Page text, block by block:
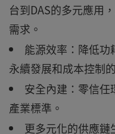
台到DAS的多元應用
需求。
能源效率：降低
永續發展和成本控制
安全內建：零信
產業標準。
更多元化的供應鏈